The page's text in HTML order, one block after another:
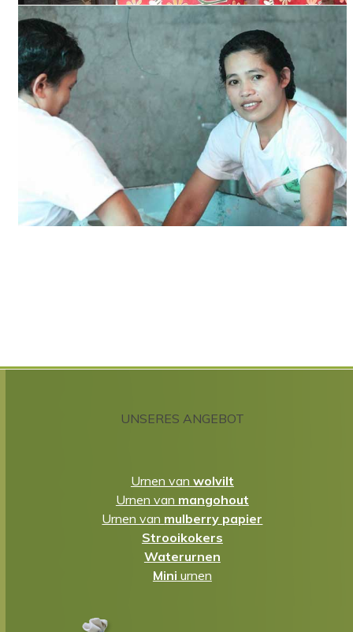
UNSERES ANGEBOT
Urnen van wolvilt
Urnen van mangohout
Urnen van mulberry papier
Strooikokers
Waterurnen
Mini urnen